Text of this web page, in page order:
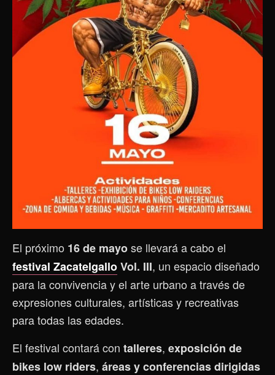
El próximo 16 de mayose llevará a cabo el
festival ZacatelgalloVol. III, un espacio diseñado
para la convivencia y el arte urbano a través de
expresiones culturales, artísticas y recreativas
para todas las edades.
El festival contará con talleres, exposición de
bikes low riders, áreas y conferencias dirigidas